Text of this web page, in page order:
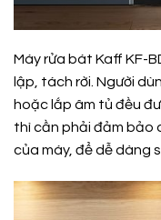
Máy rửa bát Kaff KF-
lập, tách rời. Người
hoặc lắp âm tủ đều
thì cần phải đảm bảo
của máy, để dễ dàng